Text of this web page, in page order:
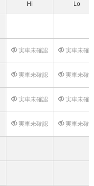
Hi Lo
実車未確認 実車未確
実車未確認 実車未確
実車未確認 実車未確
実車未確認 実車未確